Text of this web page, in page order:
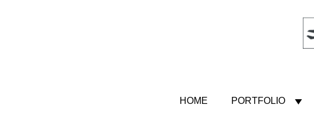
HOME PORTFOLIO